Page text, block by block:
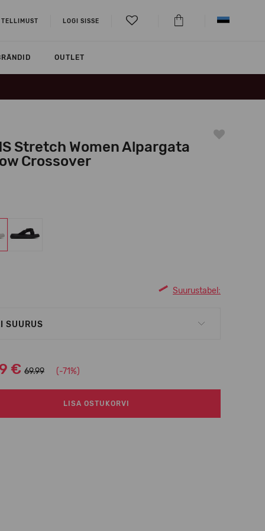
LOGI SISSE
OUTLET
Stretch Women Alpargata
Crossover
Suurustabel:
SUURUS
€ 69.99 (-71%)
LISA OSTUKORVI